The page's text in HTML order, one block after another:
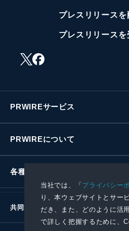
当社では、「プライバシー
り、本ウェブサイトとサー
だき、また、どのように活
で詳しく把握するために、
プレスリリースを
プレスリリースを
PRWIREサービス
PRWIREについて
各種お問い合わせ
共同通信社グループ